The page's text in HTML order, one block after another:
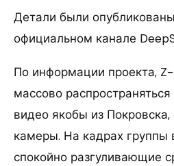
Детали были
официальном канале
По информации проекта,
массово
видео якобы из
камеры. На кадрах
спокойно разгуливающие